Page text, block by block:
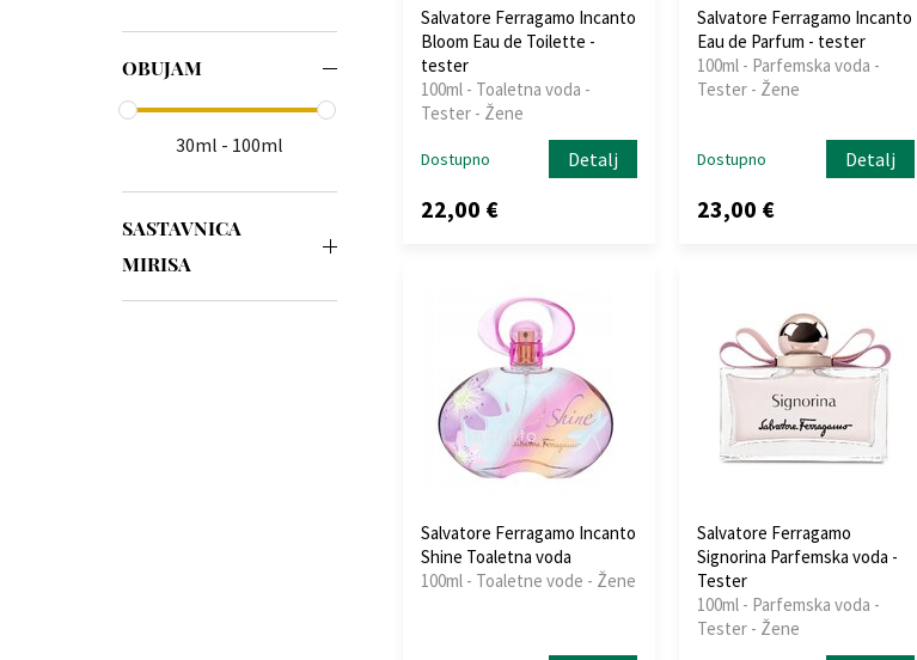
OBUJAM
30ml - 100ml
SASTAVNICA
MIRISA
Salvatore Ferragamo Incanto
Bloom Eau de Toilette -
tester
100ml - Toaletna voda -
Tester - Žene
Dostupno Detalj
22,00 €
Salvatore Ferragamo Incanto
Eau de Parfum - tester
100ml - Parfemska voda -
Tester - Žene
Dostupno Detalj
23,00 €
Salvatore Ferragamo Incanto
Shine Toaletna voda
100ml - Toaletne vode - Žene
Salvatore Ferragamo
Signorina Parfemska voda -
Tester
100ml - Parfemska voda -
Tester - Žene